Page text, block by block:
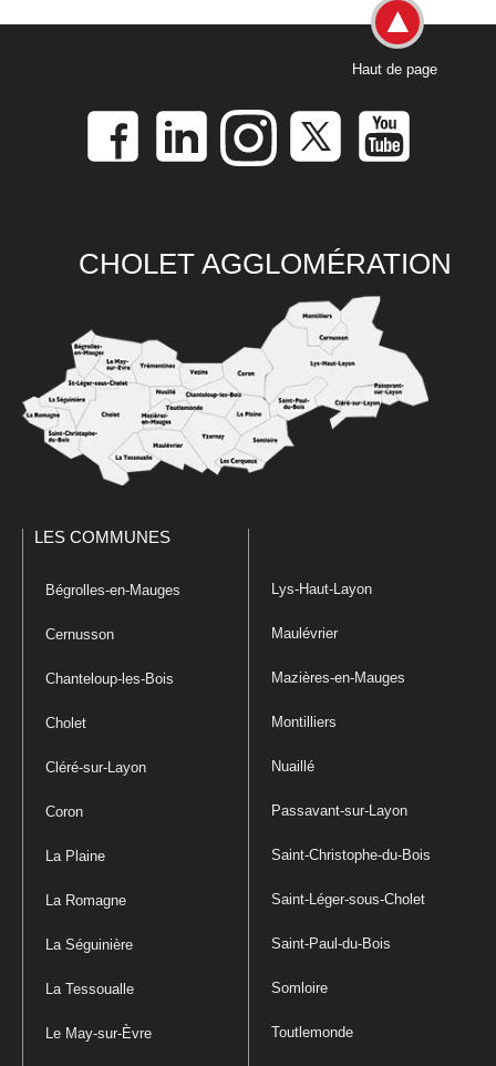
Haut de page
CHOLET AGGLOMÉRATION
LES COMMUNES
Bégrolles-en-Mauges
Cernusson
Chanteloup-les-Bois
Cholet
Cléré-sur-Layon
Coron
La Plaine
La Romagne
La Séguinière
La Tessoualle
Le May-sur-Èvre
Lys-Haut-Layon
Maulévrier
Mazières-en-Mauges
Montilliers
Nuaillé
Passavant-sur-Layon
Saint-Christophe-du-Bois
Saint-Léger-sous-Cholet
Saint-Paul-du-Bois
Somloire
Toutlemonde